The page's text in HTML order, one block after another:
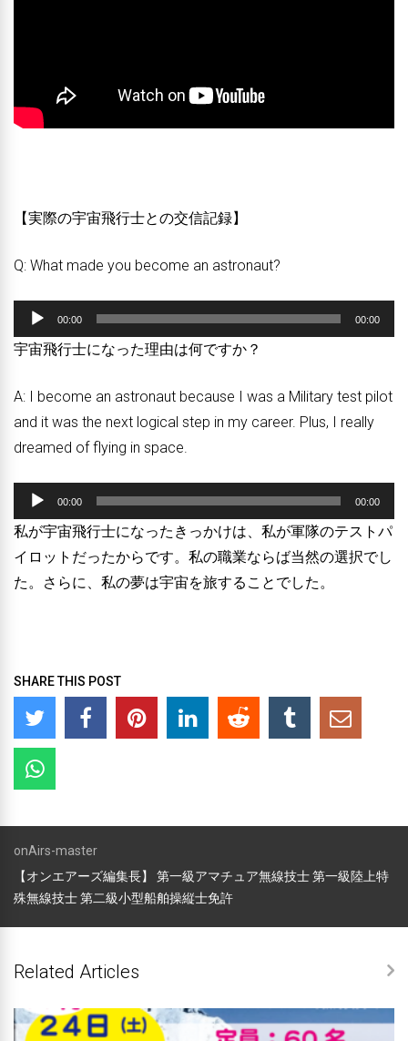
【実際の宇宙飛行士との交信記録】
Q: What made you become an astronaut?
声
レ
ヤ
00:00 00:00
宇宙飛行士になった理由は何ですか？
A: I become an astronaut because I was a Military test pilot
and it was the next logical step in my career. Plus, I really
dreamed of flying in space.
声
00:00 00:00
私が宇宙飛行士になったきっかけは、私が軍隊のテストパ
イロットだったからです。私の職業ならば当然の選択でし
た。さらに、私の夢は宇宙を旅することでした。
SHARE THIS POST
onAirs-master
【オンエアーズ編集長】 第一級アマチュア無線技士 第一級陸上特
殊無線技士 第二級小型船舶操縦士免許
Related Articles